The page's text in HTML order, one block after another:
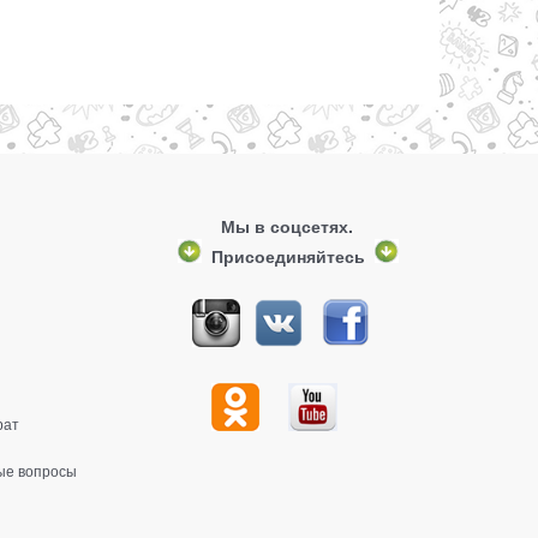
вопросы
Мы в соцсетях.
Присоединяйтесь